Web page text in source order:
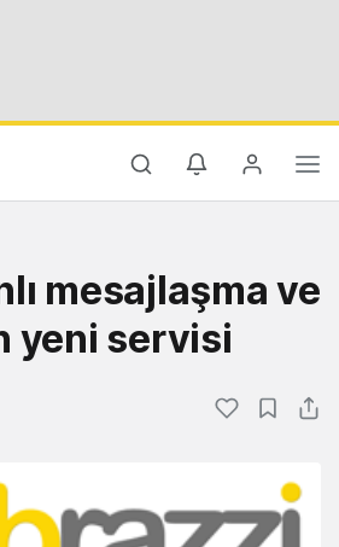
mesajlaşma ve
yeni servisi